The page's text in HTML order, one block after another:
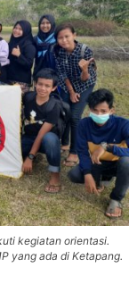
kegiatan orientasi.
yang ada di Ketapang.